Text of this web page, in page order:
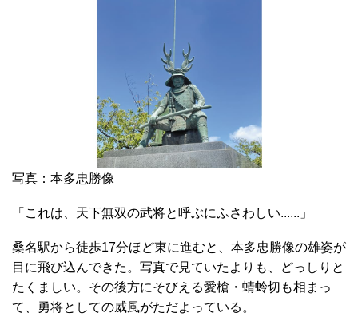
写真：本多忠勝像
「これは、天下無双の武将と呼ぶにふさわしい......」
桑名駅から徒歩17分ほど東に進むと、本多忠勝像の雄姿が
目に飛び込んできた。写真で見ていたよりも、どっしりと
たくましい。その後方にそびえる愛槍・蜻蛉切も相まっ
て、勇将としての威風がただよっている。